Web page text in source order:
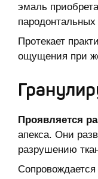
эмаль
Протекает
ощущения при
Проявляется
апекса. Они
разрушению